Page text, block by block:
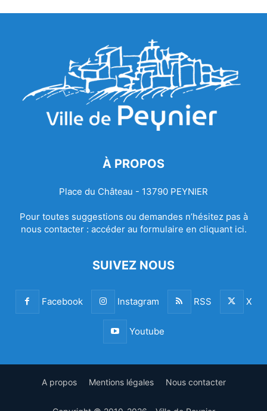
À PROPOS
Place du Château - 13790 PEYNIER
Pour toutes suggestions ou demandes n’hésitez pas à
nous contacter : accéder au formulaire en cliquant ici.
SUIVEZ NOUS
Facebook Instagram RSS X
Youtube
A propos Mentions légales Nous contacter